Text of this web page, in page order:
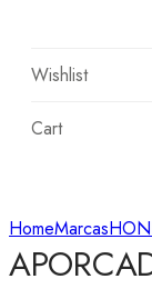
Wishlist
Cart
HomeMarcas